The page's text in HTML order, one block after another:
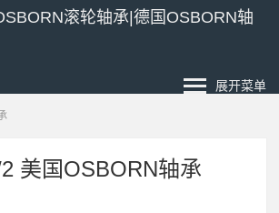
滚轮轴承|德国OSBORN轴
展开菜单
美国OSBORN轴承